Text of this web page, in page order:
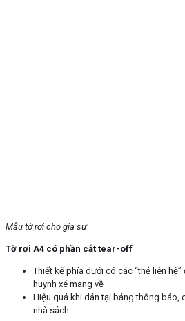
Mẫu tờ rơi cho gia sư
Tờ rơi A4 có phần cắt tear-off
Thiết kế phía dưới có các “thẻ liên hệ”
huynh xé mang về
Hiệu quả khi dán tại bảng thông báo,
nhà sách…